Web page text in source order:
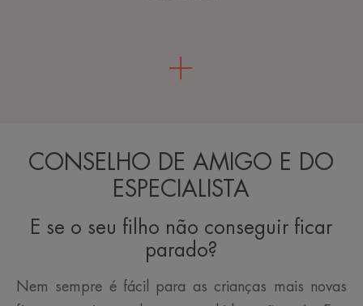
CONSELHO DE AMIGO E DO
ESPECIALISTA
E se o seu filho não conseguir ficar
parado?
Nem sempre é fácil para as crianças mais novas